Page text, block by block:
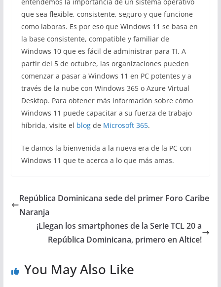
que sea flexible, consistente, seguro y que funcione
como laboras. Es por eso que Windows 11 se basa en
la base consistente, compatible y familiar de
Windows 10 que es fácil de administrar para TI. A
partir del 5 de octubre, las organizaciones pueden
comenzar a pasar a Windows 11 en PC potentes y a
través de la nube con Windows 365 o Azure Virtual
Desktop. Para obtener más información sobre cómo
Windows 11 puede capacitar a su fuerza de trabajo
híbrida, visite el blogde Microsoft 365.
Te damos la bienvenida a la nueva era de la PC con
Windows 11 que te acerca a lo que más amas.
República Dominicana sede del primer Foro Caribe
Naranja
¡Llegan los smartphones de la Serie TCL 20 a
República Dominicana, primero en Altice!
You May Also Like